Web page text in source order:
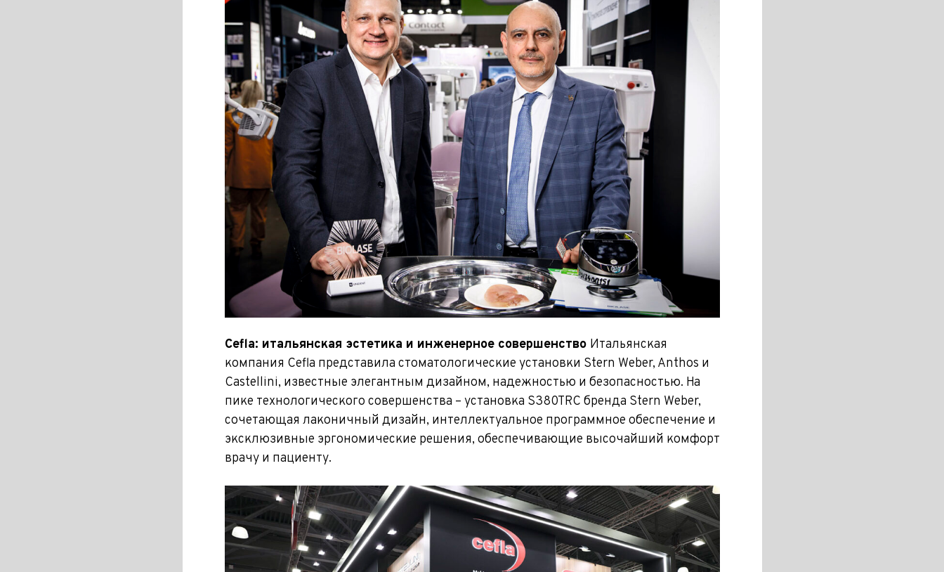
Cefla: итальянская эстетика и инженерное совершенство Итальянская
компания Cefla представила стоматологические установки Stern Weber, Anthos и
Castellini, известные элегантным дизайном, надежностью и безопасностью. На
пике технологиче­ского совершенства – установка S380TRC бренда Stern Weber,
сочетающая лаконичный дизайн, интеллектуальное программное обеспечение и
эксклюзивные эргономические решения, обеспечивающие высочайший комфорт
врачу и пациенту.